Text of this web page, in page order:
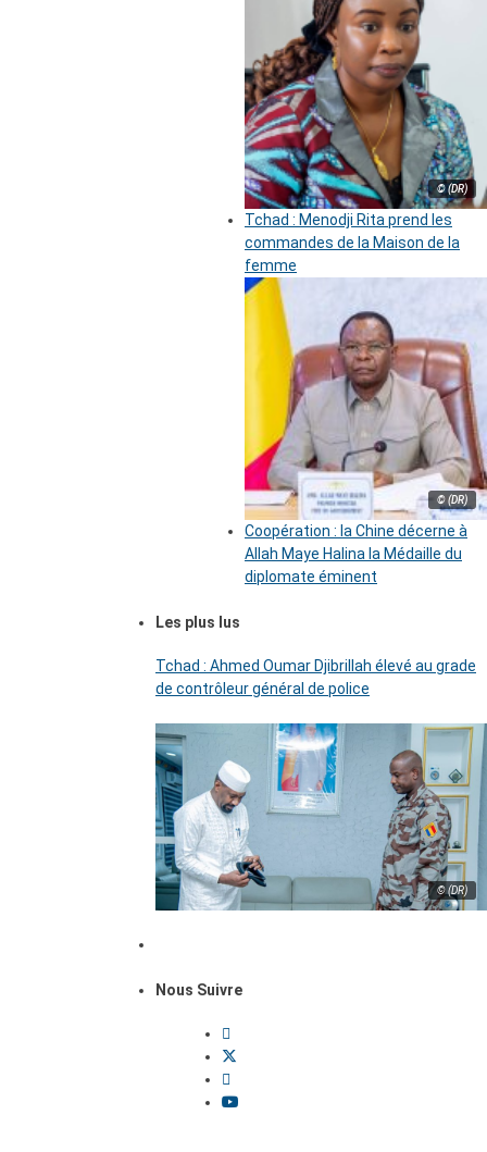
© (DR)
Tchad : Menodji Rita prend les
commandes de la Maison de la
femme
© (DR)
Coopération : la Chine décerne à
Allah Maye Halina la Médaille du
diplomate éminent
Les plus lus
Tchad : Ahmed Oumar Djibrillah élevé au grade
de contrôleur général de police
© (DR)
Nous Suivre